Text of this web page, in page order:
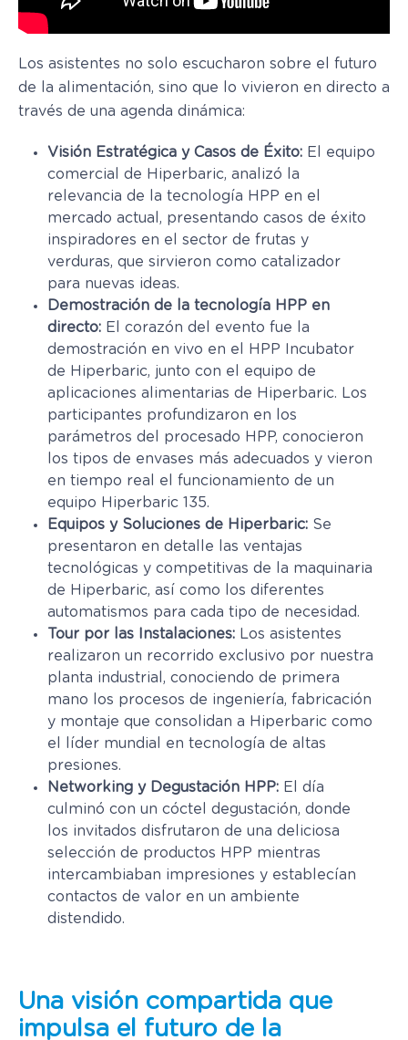
Los asistentes no solo escucharon sobre el futuro
de la alimentación, sino que lo vivieron en directo a
través de una agenda dinámica:
Visión Estratégica y Casos de Éxito: El equipo
comercial de Hiperbaric, analizó la
relevancia de la tecnología HPP en el
mercado actual, presentando casos de éxito
inspiradores en el sector de frutas y
verduras, que sirvieron como catalizador
para nuevas ideas.
Demostración de la tecnología HPP en
directo: El corazón del evento fue la
demostración en vivo en el HPP Incubator
de Hiperbaric, junto con el equipo de
aplicaciones alimentarias de Hiperbaric. Los
participantes profundizaron en los
parámetros del procesado HPP, conocieron
los tipos de envases más adecuados y vieron
en tiempo real el funcionamiento de un
equipo Hiperbaric 135.
Equipos y Soluciones de Hiperbaric: Se
presentaron en detalle las ventajas
tecnológicas y competitivas de la maquinaria
de Hiperbaric, así como los diferentes
automatismos para cada tipo de necesidad.
Tour por las Instalaciones: Los asistentes
realizaron un recorrido exclusivo por nuestra
planta industrial, conociendo de primera
mano los procesos de ingeniería, fabricación
y montaje que consolidan a Hiperbaric como
el líder mundial en tecnología de altas
presiones.
Networking y Degustación HPP: El día
culminó con un cóctel degustación, donde
los invitados disfrutaron de una deliciosa
selección de productos HPP mientras
intercambiaban impresiones y establecían
contactos de valor en un ambiente
distendido.
Una visión compartida que
impulsa el futuro de la